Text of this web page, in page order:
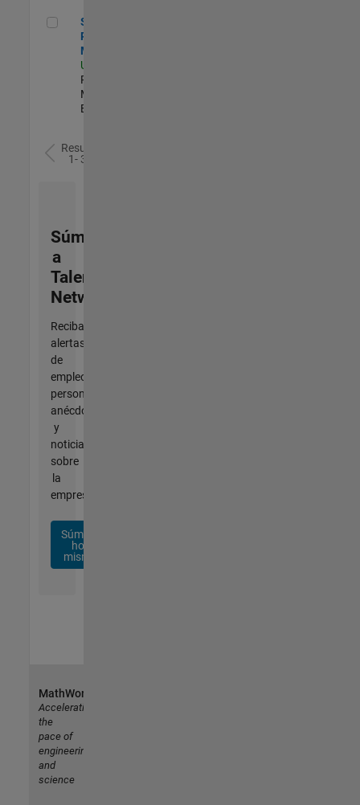
Senior Program Manager
Senior
Program
Manager
US-MA-Natick
Program
Management |
Experimentado
Resultados
1- 3 de
Súmese
a
Talent
Network
Reciba
alertas
de
empleo
personalizadas,
anécdotas
y
noticias
sobre
la
empresa.
Súmese
hoy
mismo
MathWorks
Accelerating
the
pace of
engineering
and
science